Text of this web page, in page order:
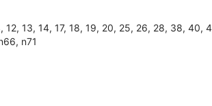
12, 13, 14, 17, 18, 19, 20, 25, 26, 28, 38, 40,
n71